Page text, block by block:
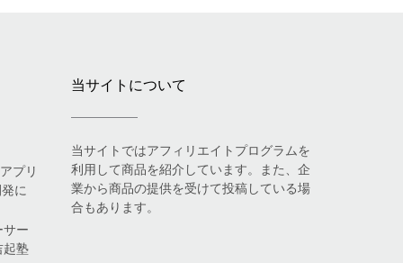
プリ
に
サー
起塾
当サイトについて
当サイトではアフィリエイトプログラムを
利用して商品を紹介しています。また、企
業から商品の提供を受けて投稿している場
合もあります。